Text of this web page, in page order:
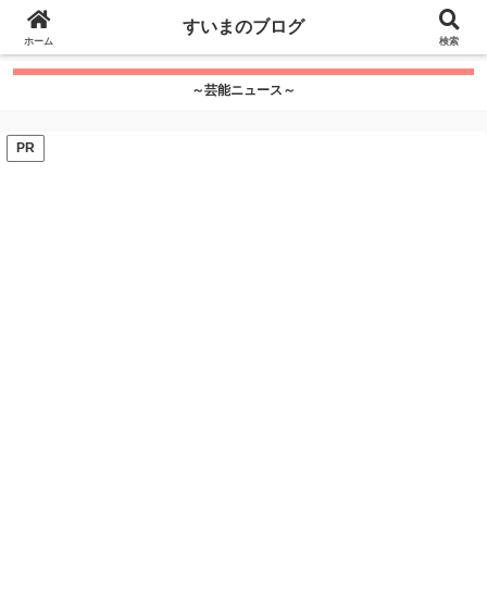
google.com, pub-7115624674097404, DIRECT,
f08c47fec0942fa0
～芸能ニュース～
PR
ホーム
すいまのブログ
検索